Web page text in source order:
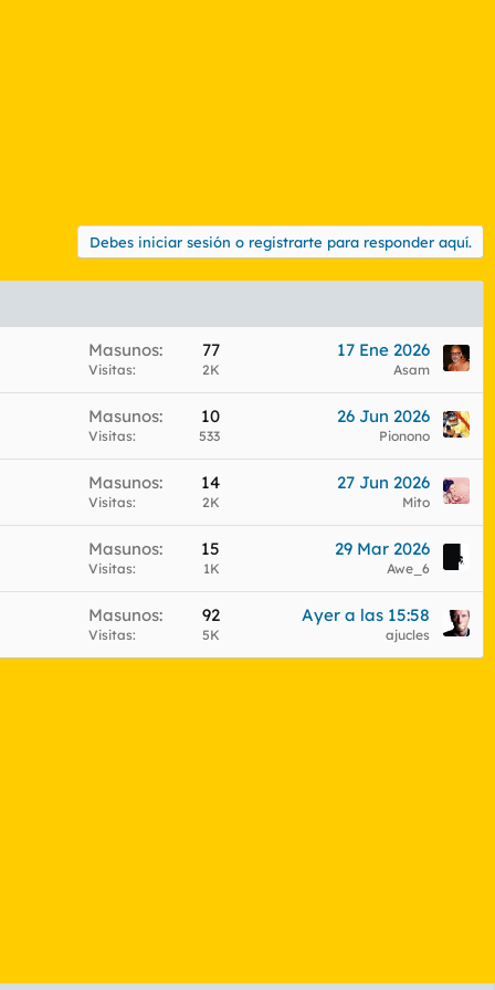
Debes iniciar sesión o registrarte para responder aquí.
Masunos 77
Visitas 2K
17 Ene 2026
Asam
Masunos 10
Visitas 533
26 Jun 2026
Pionono
Masunos 14
Visitas 2K
27 Jun 2026
Mito
Masunos 15
Visitas 1K
29 Mar 2026
Awe_6
Masunos 92
Visitas 5K
Ayer a las 15:58
ajucles